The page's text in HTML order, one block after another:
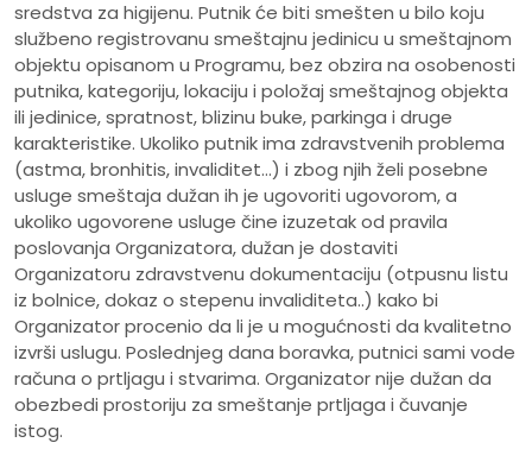
sredstva za higijenu. Putnik će biti smešten u bilo koju
službeno registrovanu smeštajnu jedinicu u smeštajnom
objektu opisanom u Programu, bez obzira na osobenosti
putnika, kategoriju, lokaciju i položaj smeštajnog objekta
ili jedinice, spratnost, blizinu buke, parkinga i druge
karakteristike. Ukoliko putnik ima zdravstvenih problema
(astma, bronhitis, invaliditet...) i zbog njih želi posebne
usluge smeštaja dužan ih je ugovoriti ugovorom, a
ukoliko ugovorene usluge čine izuzetak od pravila
poslovanja Organizatora, dužan je dostaviti
Organizatoru zdravstvenu dokumentaciju (otpusnu listu
iz bolnice, dokaz o stepenu invaliditeta..) kako bi
Organizator procenio da li je u mogućnosti da kvalitetno
izvrši uslugu. Poslednjeg dana boravka, putnici sami vode
računa o prtljagu i stvarima. Organizator nije dužan da
obezbedi prostoriju za smeštanje prtljaga i čuvanje
istog.